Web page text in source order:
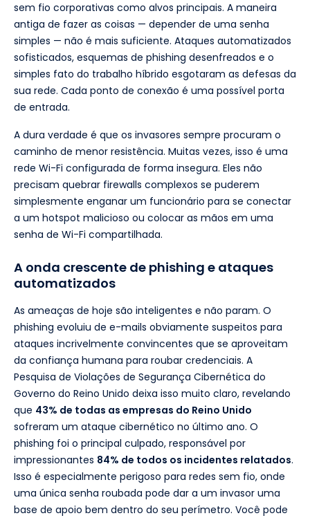
sem fio corporativas como alvos principais. A maneira
antiga de fazer as coisas — depender de uma senha
simples — não é mais suficiente. Ataques automatizados
sofisticados, esquemas de phishing desenfreados e o
simples fato do trabalho híbrido esgotaram as defesas da
sua rede. Cada ponto de conexão é uma possível porta
de entrada.
A dura verdade é que os invasores sempre procuram o
caminho de menor resistência. Muitas vezes, isso é uma
rede Wi-Fi configurada de forma insegura. Eles não
precisam quebrar firewalls complexos se puderem
simplesmente enganar um funcionário para se conectar
a um hotspot malicioso ou colocar as mãos em uma
senha de Wi-Fi compartilhada.
A onda crescente de phishing e ataques
automatizados
As ameaças de hoje são inteligentes e não param. O
phishing evoluiu de e-mails obviamente suspeitos para
ataques incrivelmente convincentes que se aproveitam
da confiança humana para roubar credenciais. A
Pesquisa de Violações de Segurança Cibernética do
Governo do Reino Unido deixa isso muito claro, revelando
que 43% de todas as empresas do Reino Unido
sofreram um ataque cibernético no último ano. O
phishing foi o principal culpado, responsável por
impressionantes 84% de todos os incidentes relatados.
Isso é especialmente perigoso para redes sem fio, onde
uma única senha roubada pode dar a um invasor uma
base de apoio bem dentro do seu perímetro. Você pode